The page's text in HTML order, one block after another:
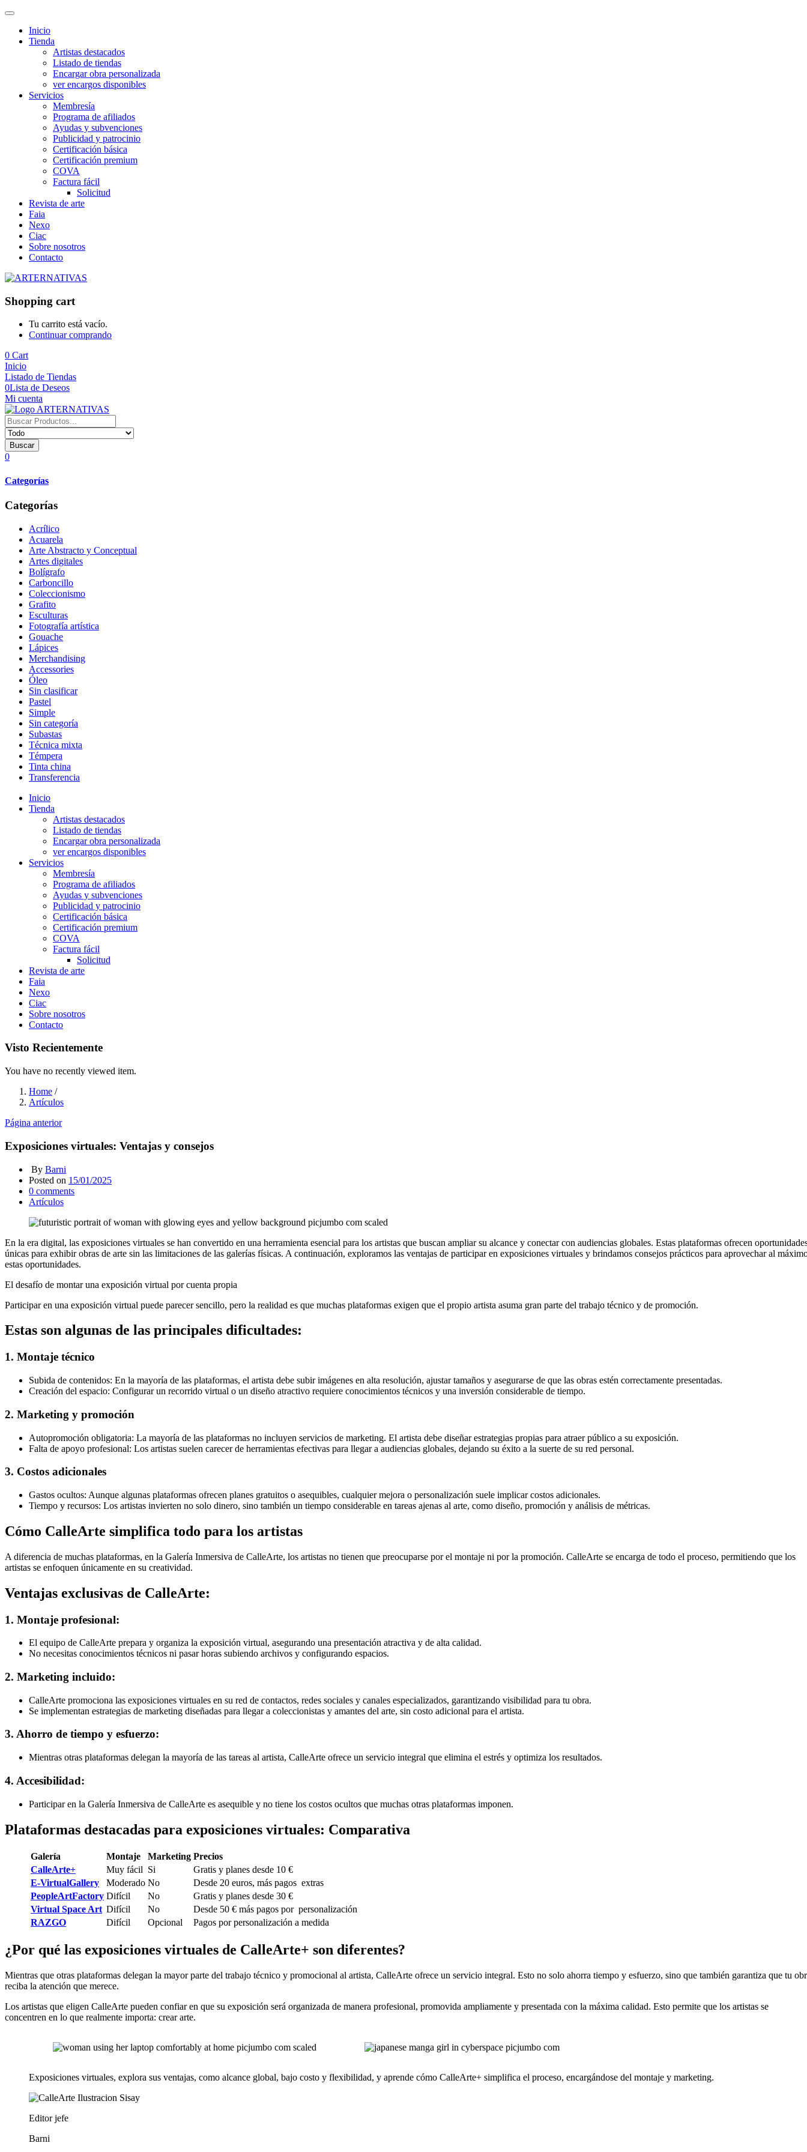
Inicio
Tienda
Artistas destacados
Listado de tiendas
Encargar obra personalizada
ver encargos disponibles
Servicios
Membresía
Programa de afiliados
Ayudas y subvenciones
Publicidad y patrocinio
Certificación básica
Certificación premium
COVA
Factura fácil
Solicitud
Revista de arte
Faia
Nexo
Ciac
Sobre nosotros
Contacto
Shopping cart
Tu carrito está vacío.
Continuar comprando
0 Cart
Inicio
Listado de Tiendas
0Lista de Deseos
Mi cuenta
Buscar
0
Categorías
Categorías
Acrílico
Acuarela
Arte Abstracto y Conceptual
Artes digitales
Bolígrafo
Carboncillo
Coleccionismo
Grafito
Esculturas
Fotografía artística
Gouache
Lápices
Merchandising
Accessories
Óleo
Sin clasificar
Pastel
Simple
Sin categoría
Subastas
Técnica mixta
Témpera
Tinta china
Transferencia
Inicio
Tienda
Artistas destacados
Listado de tiendas
Encargar obra personalizada
ver encargos disponibles
Servicios
Membresía
Programa de afiliados
Ayudas y subvenciones
Publicidad y patrocinio
Certificación básica
Certificación premium
COVA
Factura fácil
Solicitud
Revista de arte
Faia
Nexo
Ciac
Sobre nosotros
Contacto
Visto Recientemente
You have no recently viewed item.
Home /
Artículos
Página anterior
Exposiciones virtuales: Ventajas y consejos
By Barni
Posted on 15/01/2025
0 comments
Artículos
En la era digital, las exposiciones virtuales se han convertido en una herramienta esencial para los artistas que buscan ampliar su alcance y conectar con audiencias globales. Estas plataformas ofrecen
únicas para exhibir obras de arte sin las limitaciones de las galerías físicas. A continuación, exploramos las ventajas de participar en exposiciones virtuales y brindamos consejos prácticos para aprovechar al
estas oportunidades.
El desafío de montar una exposición virtual por cuenta propia
Participar en una exposición virtual puede parecer sencillo, pero la realidad es que muchas plataformas exigen que el propio artista asuma gran parte del trabajo técnico y de promoción.
Estas son algunas de las principales dificultades:
1. Montaje técnico
Subida de contenidos: En la mayoría de las plataformas, el artista debe subir imágenes en alta resolución, ajustar tamaños y asegurarse de que las obras estén correctamente presentadas.
Creación del espacio: Configurar un recorrido virtual o un diseño atractivo requiere conocimientos técnicos y una inversión considerable de tiempo.
2. Marketing y promoción
Autopromoción obligatoria: La mayoría de las plataformas no incluyen servicios de marketing. El artista debe diseñar estrategias propias para atraer público a su exposición.
Falta de apoyo profesional: Los artistas suelen carecer de herramientas efectivas para llegar a audiencias globales, dejando su éxito a la suerte de su red personal.
3. Costos adicionales
Gastos ocultos: Aunque algunas plataformas ofrecen planes gratuitos o asequibles, cualquier mejora o personalización suele implicar costos adicionales.
Tiempo y recursos: Los artistas invierten no solo dinero, sino también un tiempo considerable en tareas ajenas al arte, como diseño, promoción y análisis de métricas.
Cómo CalleArte simplifica todo para los artistas
A diferencia de muchas plataformas, en la Galería Inmersiva de CalleArte, los artistas no tienen que preocuparse por el montaje ni por la promoción. CalleArte se encarga de todo el proceso, permitiendo que los
artistas se enfoquen únicamente en su creatividad.
Ventajas exclusivas de CalleArte:
1. Montaje profesional:
El equipo de CalleArte prepara y organiza la exposición virtual, asegurando una presentación atractiva y de alta calidad.
No necesitas conocimientos técnicos ni pasar horas subiendo archivos y configurando espacios.
2. Marketing incluido:
CalleArte promociona las exposiciones virtuales en su red de contactos, redes sociales y canales especializados, garantizando visibilidad para tu obra.
Se implementan estrategias de marketing diseñadas para llegar a coleccionistas y amantes del arte, sin costo adicional para el artista.
3. Ahorro de tiempo y esfuerzo:
Mientras otras plataformas delegan la mayoría de las tareas al artista, CalleArte ofrece un servicio integral que elimina el estrés y optimiza los resultados.
4. Accesibilidad:
Participar en la Galería Inmersiva de CalleArte es asequible y no tiene los costos ocultos que muchas otras plataformas imponen.
Plataformas destacadas para exposiciones virtuales: Comparativa
Galería Montaje Marketing Precios
CalleArte+
Muy fácil Si
Gratis y planes desde 10 €
E-VirtualGallery
Moderado No
Desde 20 euros, más pagos extras
PeopleArtFactory Difícil No
Gratis y planes desde 30 €
Virtual Space Art Difícil No
Desde 50 € más pagos por personalización
RAZGO
Difícil Opcional Pagos por personalización a medida
¿Por qué las exposiciones virtuales de CalleArte+ son diferentes?
Mientras que otras plataformas delegan la mayor parte del trabajo técnico y promocional al artista, CalleArte ofrece un servicio integral. Esto no solo ahorra tiempo y esfuerzo, sino que también garantiza que tu
reciba la atención que merece.
Los artistas que eligen CalleArte pueden confiar en que su exposición será organizada de manera profesional, promovida ampliamente y presentada con la máxima calidad. Esto permite que los artistas se
concentren en lo que realmente importa: crear arte.
Exposiciones virtuales, explora sus ventajas, como alcance global, bajo costo y flexibilidad, y aprende cómo CalleArte+ simplifica el proceso, encargándose del montaje y marketing.
Editor jefe
Barni